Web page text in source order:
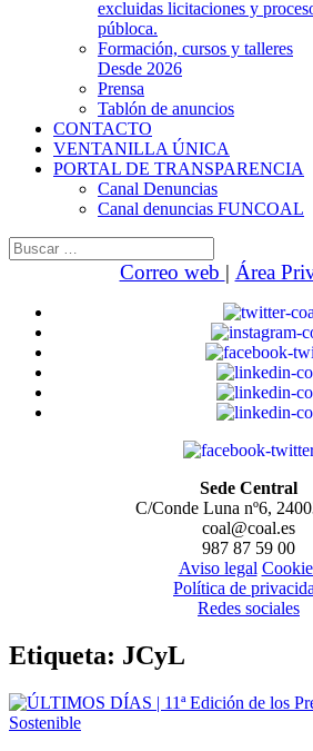
excluidas licitaciones y
públoca.
Formación, cursos y talleres
Desde 2026
Prensa
Tablón de anuncios
CONTACTO
VENTANILLA ÚNICA
PORTAL DE TRANSPARENCIA
Canal Denuncias
Canal denuncias FUNCOAL
Buscar:
Correo web | Área
Sede Central
C/Conde Luna nº6,
coal@coal.es
987 87 59 00
Aviso legal
Política de
Redes sociales
Etiqueta: JCyL